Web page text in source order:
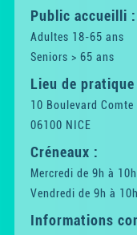
Public accueilli :
Adultes 18-65 ans
Seniors > 65 ans
Lieu de pratique
10 Boulevard Comte
06100 NICE
Créneaux :
Mercredi de 9h à 10h
Vendredi de 9h à 10h
Informations